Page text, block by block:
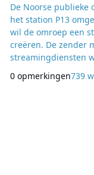
De Noorse publieke
het station P13
wil de omroep een
creëren. De zender
streamingdiensten
muziekchef Mats
0 opmerkingen739